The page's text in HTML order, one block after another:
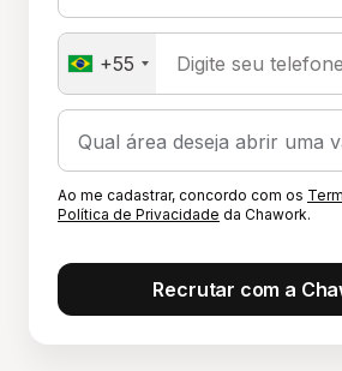
+55 Digite seu telefone
Ao me cadastrar, concordo com os
Política de Privacidade da Chawork.
Recrutar com a